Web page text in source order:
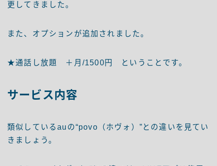
更してきました。
また、オプションが追加されました。
★通話し放題 ＋月/1500円 ということです。
サービス内容
類似しているauの“povo（ホヴォ）”との違いを見てい
きましょう。